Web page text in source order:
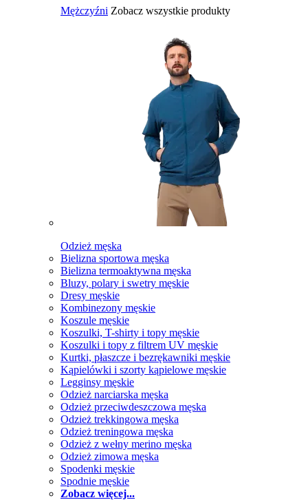
Mężczyźni Zobacz wszystkie produkty
Odzież męska
Bielizna sportowa męska
Bielizna termoaktywna męska
Bluzy, polary i swetry męskie
Dresy męskie
Kombinezony męskie
Koszule męskie
Koszulki, T-shirty i topy męskie
Koszulki i topy z filtrem UV męskie
Kurtki, płaszcze i bezrękawniki męskie
Kąpielówki i szorty kąpielowe męskie
Legginsy męskie
Odzież narciarska męska
Odzież przeciwdeszczowa męska
Odzież trekkingowa męska
Odzież treningowa męska
Odzież z wełny merino męska
Odzież zimowa męska
Spodenki męskie
Spodnie męskie
Zobacz więcej...